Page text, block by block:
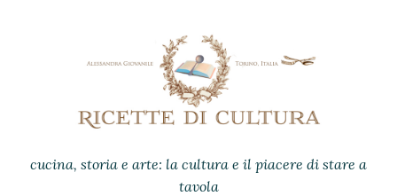
cucina, storia e arte: la cultura e il piacere di stare a
tavola